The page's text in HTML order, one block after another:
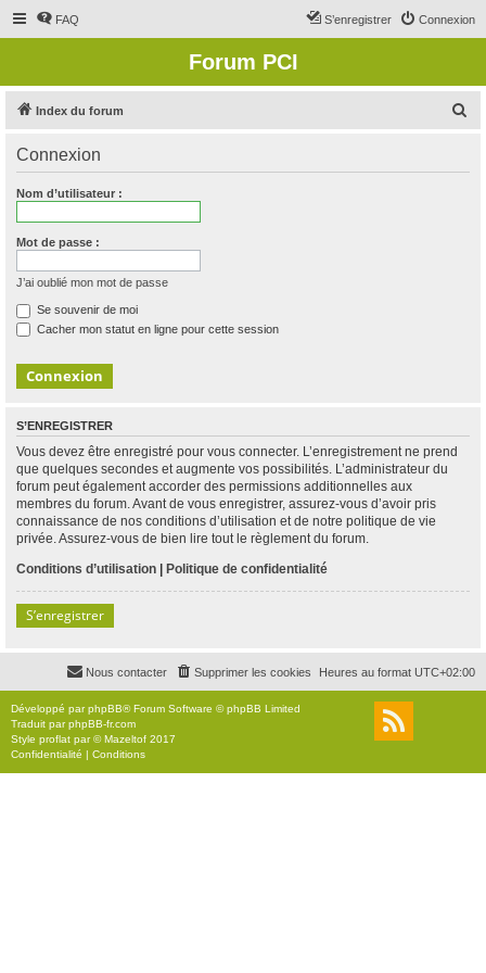
FAQ Connexion
S’enregistrer
Forum PCI
Index du forum
Connexion
Nom d’utilisateur :
Mot de passe :
J’ai oublié mon mot de passe
Se souvenir de moi
Cacher mon statut en ligne pour cette session
S’ENREGISTRER
Vous devez être enregistré pour vous connecter. L’enregistrement ne prend
que quelques secondes et augmente vos possibilités. L’administrateur du
forum peut également accorder des permissions additionnelles aux
membres du forum. Avant de vous enregistrer, assurez-vous d’avoir pris
connaissance de nos conditions d’utilisation et de notre politique de vie
privée. Assurez-vous de bien lire tout le règlement du forum.
Conditions d’utilisation | Politique de confidentialité
S’enregistrer
Heures au format UTC+02:00
Supprimer les cookies
Nous contacter
Développé parphpBB® Forum Software © phpBB Limited
Traduit parphpBB-fr.com
Style proflat par ©Mazeltof 2017
Confidentialité | Conditions